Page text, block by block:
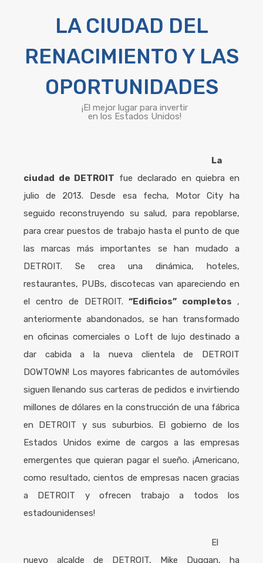
LA CIUDAD DEL
RENACIMIENTO Y LAS
OPORTUNIDADES
¡El mejor lugar para invertir
en los Estados Unidos!
La
ciudad de DETROIT fue declarado en quiebra en
julio de 2013. Desde esa fecha, Motor City ha
seguido reconstruyendo su salud, para repoblarse,
para crear puestos de trabajo hasta el punto de que
las marcas más importantes se han mudado a
DETROIT. Se crea una dinámica, hoteles,
restaurantes, PUBs, discotecas van apareciendo en
el centro de DETROIT.“Edificios” completos
,
anteriormente abandonados, se han transformado
en oficinas comerciales o Loft de lujo destinado a
dar cabida a la nueva clientela de DETROIT
DOWTOWN! Los mayores fabricantes de automóviles
siguen llenando sus carteras de pedidos e invirtiendo
millones de dólares en la construcción de una fábrica
en DETROIT y sus suburbios. El gobierno de los
Estados Unidos exime de cargos a las empresas
emergentes que quieran pagar el sueño. ¡Americano,
como resultado, cientos de empresas nacen gracias
a DETROIT y ofrecen trabajo a todos los
estadounidenses!
El
nuevo alcalde de DETROIT, Mike Duggan, ha